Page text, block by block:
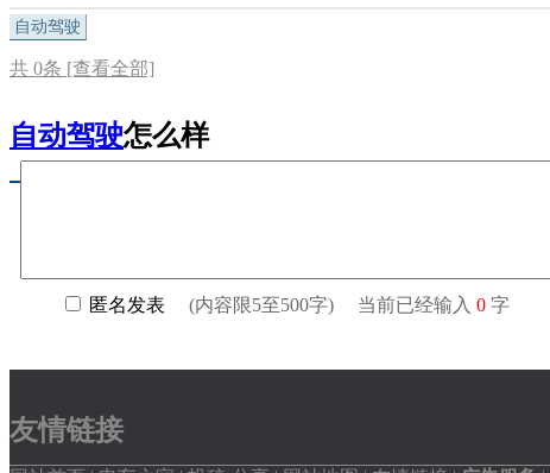
自动驾驶
共 0条 [查看全部]
自动驾驶怎么样
友情链接